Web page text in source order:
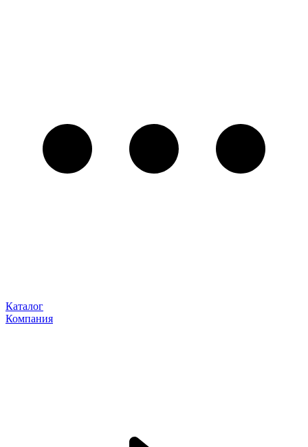
Каталог
Компания